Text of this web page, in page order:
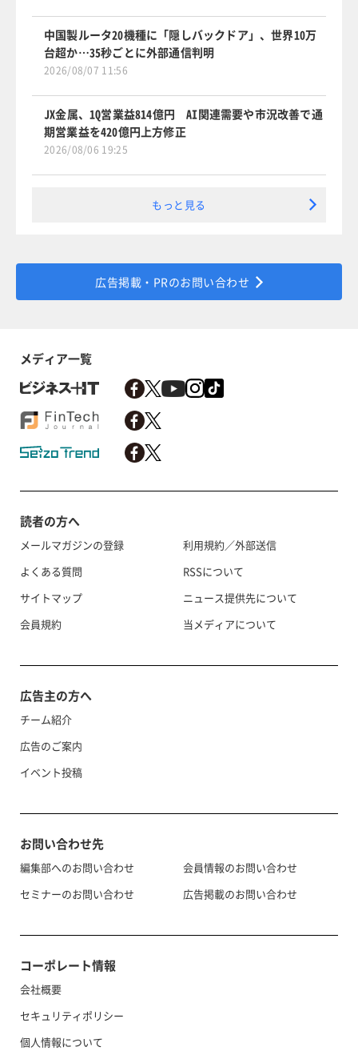
中国製ルータ20機種に「隠しバックドア」、世界10万
台超か…35秒ごとに外部通信判明
2026/08/07 11:56
JX金属、1Q営業益814億円 AI関連需要や市況改善で通
期営業益を420億円上方修正
2026/08/06 19:25
もっと見る
広告掲載・PRのお問い合わせ
メディア一覧
読者の方へ
メールマガジンの登録
よくある質問
サイトマップ
会員規約
利用規約／外部送信
RSSについて
ニュース提供先について
当メディアについて
広告主の方へ
チーム紹介
広告のご案内
イベント投稿
お問い合わせ先
編集部へのお問い合わせ
セミナーのお問い合わせ
会員情報のお問い合わせ
広告掲載のお問い合わせ
コーポレート情報
会社概要
セキュリティポリシー
個人情報について